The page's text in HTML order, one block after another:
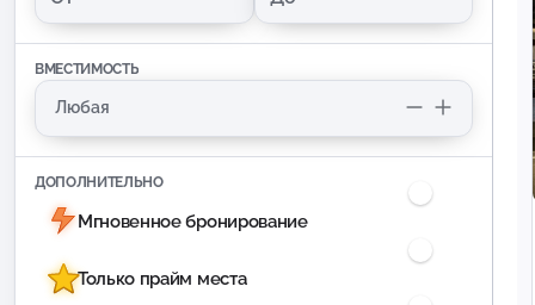
ВМЕСТИМОСТЬ
ДОПОЛНИТЕЛЬНО
Мгновенное бронирование
Только прайм места